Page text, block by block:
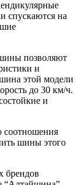
спускаются на
позволяют
и
этой модели
до 30 км/ч.
и
шины этого
брендов